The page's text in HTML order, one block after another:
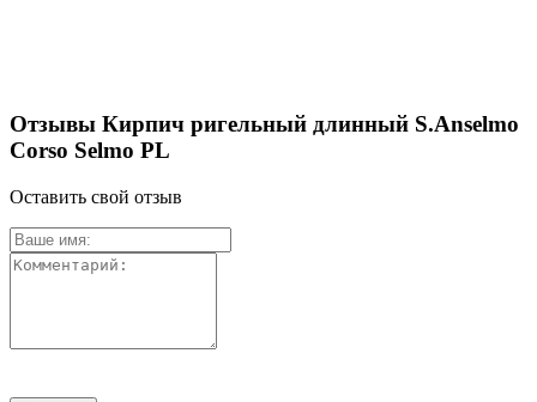
Отзывы Кирпич ригельный длинный S.Anselmo
Corso Selmo PL
Оставить свой отзыв